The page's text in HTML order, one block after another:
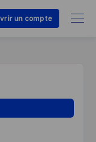
un compte